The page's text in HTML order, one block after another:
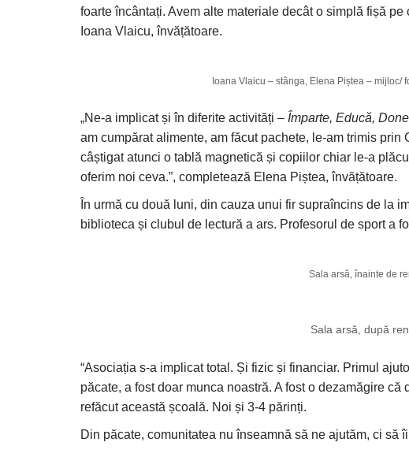
foarte încântați. Avem alte materiale decât o simplă fișă
Ioana Vlaicu, învățătoare.
Ioana Vlaicu – stânga, Elena Piștea – mijloc/
„Ne-a implicat și în diferite activități – Împarte, Educă,
am cumpărat alimente, am făcut pachete, le-am trimis
câștigat atunci o tablă magnetică și copiilor chiar le-a
oferim noi ceva.”, completează Elena Piștea, învățătoare.
În urmă cu două luni, din cauza unui fir supraîncins de la
biblioteca și clubul de lectură a ars. Profesorul de sport a
Sala arsă, înainte de
Sala arsă, după
“Asociația s-a implicat total. Și fizic și financiar. Primul
păcate, a fost doar munca noastră. A fost o dezamăgire
refăcut această școală. Noi și 3-4 părinți.
Din păcate, comunitatea nu înseamnă să ne ajutăm, ci să